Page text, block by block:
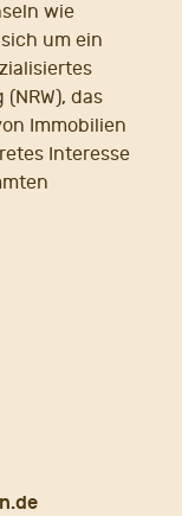
wie
um ein
das
Immobilien
Interesse